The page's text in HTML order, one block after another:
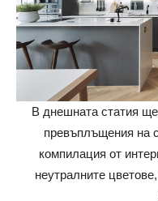
В днешната статия
превъплъщения на
компилация от
неутралните